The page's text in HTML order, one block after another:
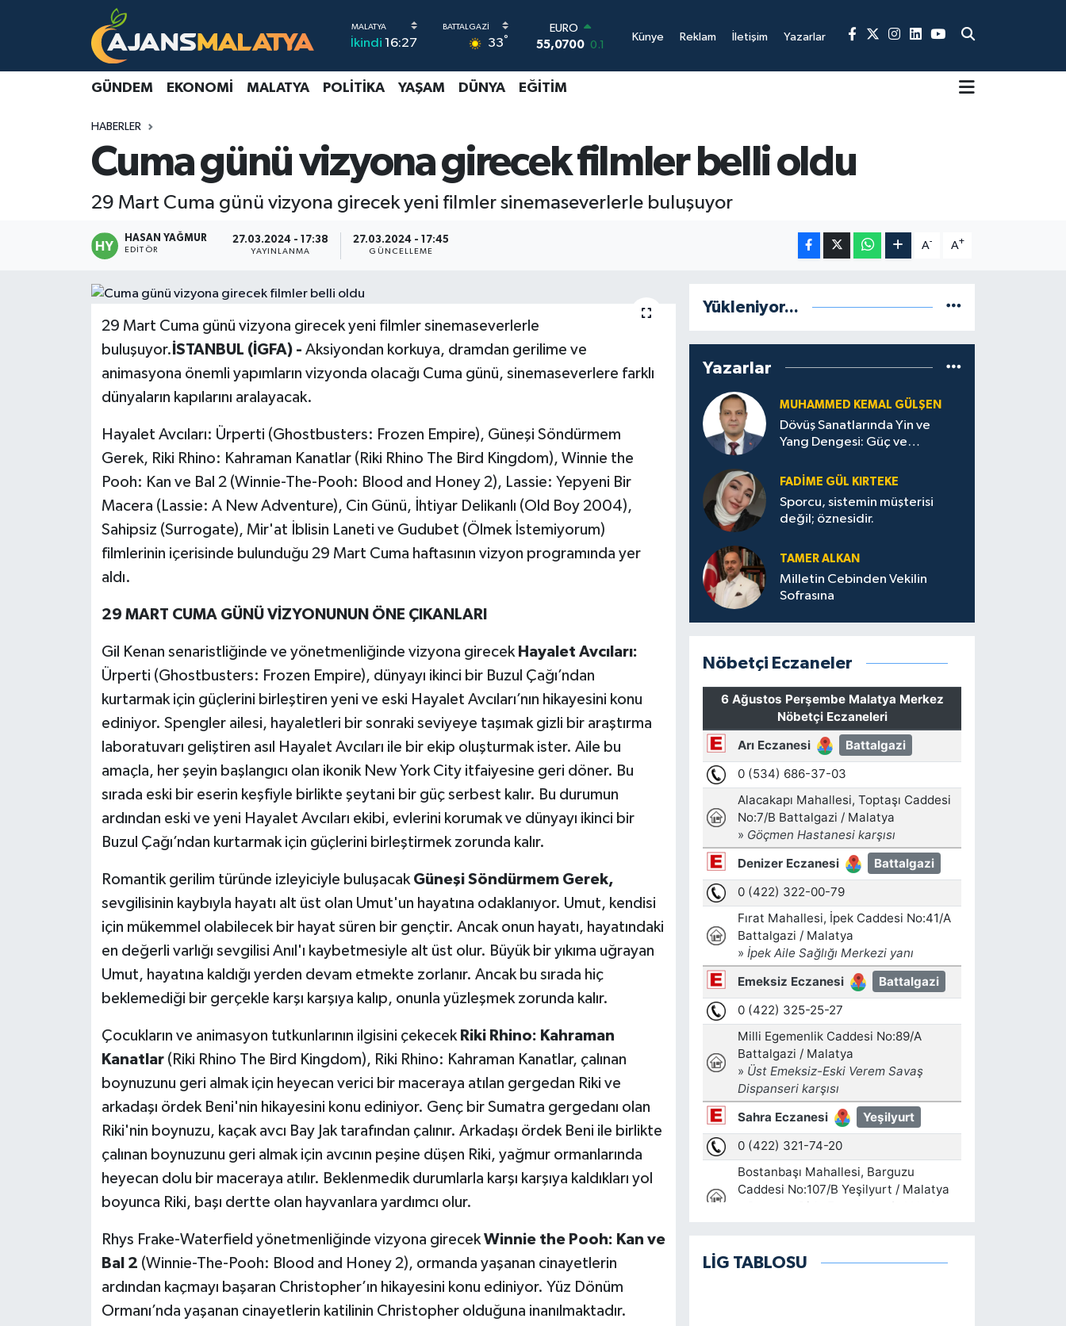
İkindi 16:27 33°
EURO
55,0700 0.1
64,2438
GRAM ALTIN
13.768
48
BITCOIN
64.602,05 0.69
47,5986 0.06
Künye Reklam İletişim Yazarlar
GÜNDEM EKONOMI MALATYA POLITIKA YAŞAM DÜNYA EĞITIM
HABERLER
Cuma günü vizyona girecek filmler belli oldu
29 Mart Cuma günü vizyona girecek yeni filmler sinemaseverlerle buluşuyor
HASAN YAĞMUR
EDITÖR
27.03.2024 - 17:38
YAYINLANMA
27.03.2024 - 17:45
GÜNCELLEME
A- A+
29 Mart Cuma günü vizyona girecek yeni filmler sinemaseverlerle
buluşuyor. İSTANBUL (İGFA) - Aksiyondan korkuya, dramdan gerilime ve
animasyona önemli yapımların vizyonda olacağı Cuma günü, sinemaseverlere farklı
dünyaların kapılarını aralayacak.
Hayalet Avcıları: Ürperti (Ghostbusters: Frozen Empire), Güneşi Söndürmem
Gerek, Riki Rhino: Kahraman Kanatlar (Riki Rhino The Bird Kingdom), Winnie the
Pooh: Kan ve Bal 2 (Winnie-The-Pooh: Blood and Honey 2), Lassie: Yepyeni Bir
Macera (Lassie: A New Adventure), Cin Günü, İhtiyar Delikanlı (Old Boy 2004),
Sahipsiz (Surrogate), Mir'at İblisin Laneti ve Gudubet (Ölmek İstemiyorum)
filmlerinin içerisinde bulunduğu 29 Mart Cuma haftasının vizyon programında yer
aldı.
29 MART CUMA GÜNÜ VİZYONUNUN ÖNE ÇIKANLARI
Gil Kenan senaristliğinde ve yönetmenliğinde vizyona girecekHayalet Avcıları:
Ürperti (Ghostbusters: Frozen Empire), dünyayı ikinci bir Buzul Çağı’ndan
kurtarmak için güçlerini birleştiren yeni ve eski Hayalet Avcıları’nın hikayesini konu
ediniyor. Spengler ailesi, hayaletleri bir sonraki seviyeye taşımak gizli bir araştırma
laboratuvarı geliştiren asıl Hayalet Avcıları ile bir ekip oluşturmak ister. Aile bu
amaçla, her şeyin başlangıcı olan ikonik New York City itfaiyesine geri döner. Bu
sırada eski bir eserin keşfiyle birlikte şeytani bir güç serbest kalır. Bu durumun
ardından eski ve yeni Hayalet Avcıları ekibi, evlerini korumak ve dünyayı ikinci bir
Buzul Çağı’ndan kurtarmak için güçlerini birleştirmek zorunda kalır.
Romantik gerilim türünde izleyiciyle buluşacakGüneşi Söndürmem Gerek,
sevgilisinin kaybıyla hayatı alt üst olan Umut'un hayatına odaklanıyor. Umut, kendisi
için mükemmel olabilecek bir hayat süren bir gençtir. Ancak onun hayatı, hayatındaki
en değerli varlığı sevgilisi Anıl'ı kaybetmesiyle alt üst olur. Büyük bir yıkıma uğrayan
Umut, hayatına kaldığı yerden devam etmekte zorlanır. Ancak bu sırada hiç
beklemediği bir gerçekle karşı karşıya kalıp, onunla yüzleşmek zorunda kalır.
Çocukların ve animasyon tutkunlarının ilgisini çekecekRiki Rhino: Kahraman
Kanatlar (Riki Rhino The Bird Kingdom), Riki Rhino: Kahraman Kanatlar, çalınan
boynuzunu geri almak için heyecan verici bir maceraya atılan gergedan Riki ve
arkadaşı ördek Beni'nin hikayesini konu ediniyor. Genç bir Sumatra gergedanı olan
Riki'nin boynuzu, kaçak avcı Bay Jak tarafından çalınır. Arkadaşı ördek Beni ile birlikte
çalınan boynuzunu geri almak için avcının peşine düşen Riki, yağmur ormanlarında
heyecan dolu bir maceraya atılır. Beklenmedik durumlarla karşı karşıya kaldıkları yol
boyunca Riki, başı dertte olan hayvanlara yardımcı olur.
Rhys Frake-Waterfield yönetmenliğinde vizyona girecekWinnie the Pooh: Kan ve
Bal 2 (Winnie-The-Pooh: Blood and Honey 2), ormanda yaşanan cinayetlerin
ardından kaçmayı başaran Christopher’ın hikayesini konu ediniyor. Yüz Dönüm
Ormanı’nda yaşanan cinayetlerin katilinin Christopher olduğuna inanılmaktadır.
Yükleniyor...
Yazarlar
MUHAMMED KEMAL GÜLŞEN
Dövüş Sanatlarında Yin ve
Yang Dengesi: Güç ve
FADIME GÜL KIRTEKE
Sporcu, sistemin müşterisi
değil; öznesidir.
TAMER ALKAN
Milletin Cebinden Vekilin
Sofrasına
Nöbetçi Eczaneler
LİG TABLOSU
Teknoloji
Malatya Nöbetçi Eczaneler
Malatya Trafik Yoğunluk Haritası
Tüm Manşetler
Son Dakika Haberleri
Haber Arşivi